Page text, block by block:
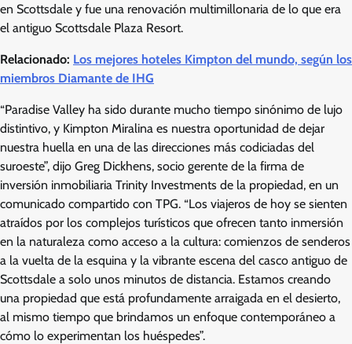
en Scottsdale y fue una renovación multimillonaria de lo que era
el antiguo Scottsdale Plaza Resort.
Relacionado: Los mejores hoteles Kimpton del mundo, según los
miembros Diamante de IHG
“Paradise Valley ha sido durante mucho tiempo sinónimo de lujo
distintivo, y Kimpton Miralina es nuestra oportunidad de dejar
nuestra huella en una de las direcciones más codiciadas del
suroeste”, dijo Greg Dickhens, socio gerente de la firma de
inversión inmobiliaria Trinity Investments de la propiedad, en un
comunicado compartido con TPG. “Los viajeros de hoy se sienten
atraídos por los complejos turísticos que ofrecen tanto inmersión
en la naturaleza como acceso a la cultura: comienzos de senderos
a la vuelta de la esquina y la vibrante escena del casco antiguo de
Scottsdale a solo unos minutos de distancia. Estamos creando
una propiedad que está profundamente arraigada en el desierto,
al mismo tiempo que brindamos un enfoque contemporáneo a
cómo lo experimentan los huéspedes”.